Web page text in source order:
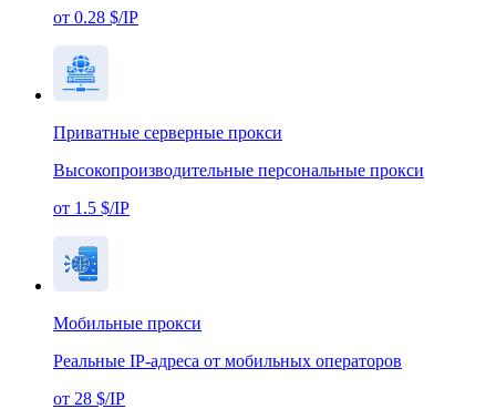
от 0.28 $/IP
Приватные серверные прокси
Высокопроизводительные персональные прокси
от 1.5 $/IP
Мобильные прокси
Реальные IP-адреса от мобильных операторов
от 28 $/IP